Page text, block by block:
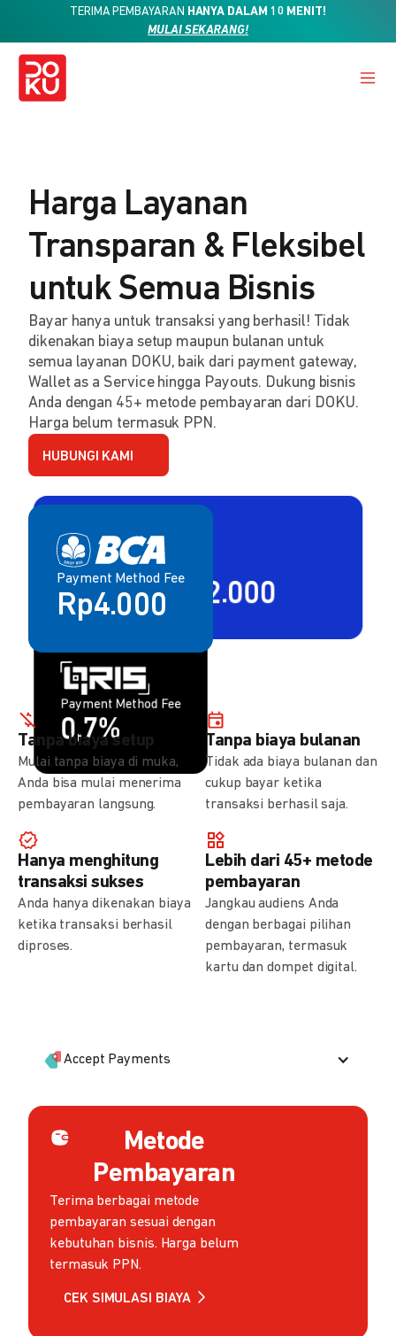
TERIMA PEMBAYARAN HANYA DALAM 10 MENIT!
MULAI SEKARANG!
Harga Layanan
Transparan & Fleksibel
untuk Semua Bisnis
Bayar hanya untuk transaksi yang berhasil! Tidak
dikenakan biaya setup maupun bulanan untuk
semua layanan DOKU, baik dari payment gateway,
Wallet as a Service hingga Payouts. Dukung bisnis
Anda dengan 45+ metode pembayaran dari DOKU.
Harga belum termasuk PPN.
HUBUNGI KAMI
Payment Method Fee
Rp4.000
Payment Method Fee
2,80% + Rp2.000
Payment Method Fee
0,7%
Payment Method Fee
1,5%
Tanpa biaya setup
Mulai tanpa biaya di muka,
Anda bisa mulai menerima
pembayaran langsung.
Tanpa biaya bulanan
Tidak ada biaya bulanan dan
cukup bayar ketika
transaksi berhasil saja.
Hanya menghitung
transaksi sukses
Anda hanya dikenakan biaya
ketika transaksi berhasil
diproses.
Lebih dari 45+ metode
pembayaran
Jangkau audiens Anda
dengan berbagai pilihan
pembayaran, termasuk
kartu dan dompet digital.
Accept Payments
Metode
Pembayaran
Terima berbagai metode
pembayaran sesuai dengan
kebutuhan bisnis. Harga belum
termasuk PPN.
CEK SIMULASI BIAYA